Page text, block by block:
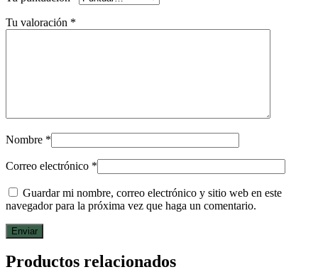
Tu valoración *
Nombre *
Correo electrónico *
Guardar mi nombre, correo electrónico y sitio web en este
navegador para la próxima vez que haga un comentario.
Productos relacionados